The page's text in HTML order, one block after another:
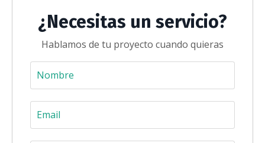
¿Necesitas un servicio?
Hablamos de tu proyecto cuando quieras